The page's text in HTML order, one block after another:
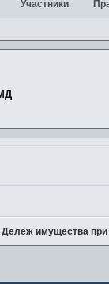
Участники
Дележ имущества при